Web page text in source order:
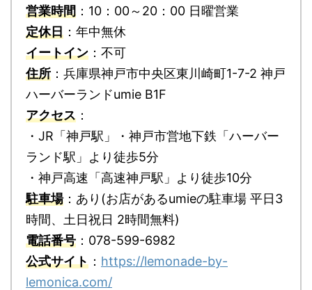
営業時間 ：10：00～20：00 日曜営業
定休日 ：年中無休
イートイン ：不可
住所 ：兵庫県神戸市中央区東川崎町1-7-2 神戸
ハーバーランドumie B1F
アクセス ：
・JR「神戸駅」・神戸市営地下鉄「ハーバー
ランド駅」より徒歩5分
・神戸高速「高速神戸駅」より徒歩10分
駐車場：あり(お店があるumieの駐車場 平日3
時間、土日祝日 2時間無料)
電話番号 ：078-599-6982
公式サイト ： https://lemonade-by-
lemonica.com/